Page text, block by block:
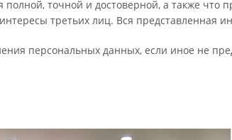
точной и достоверной, а также
третьих лиц. Вся
персональных данных, если иное не